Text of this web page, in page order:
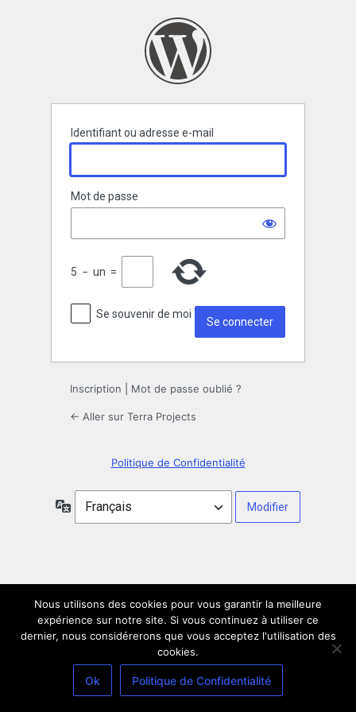
Identifiant ou adresse e-mail
Mot de passe
5 − un =
Se souvenir de moi
Inscription Mot de passe oublié ?
← Aller sur Terra Projects
Politique de Confidentialité
Langue
Nous utilisons des cookies pour vous garantir la meilleure
expérience sur notre site. Si vous continuez à utiliser ce
dernier, nous considérerons que vous acceptez l'utilisation des
cookies.
Ok Politique de Confidentialité